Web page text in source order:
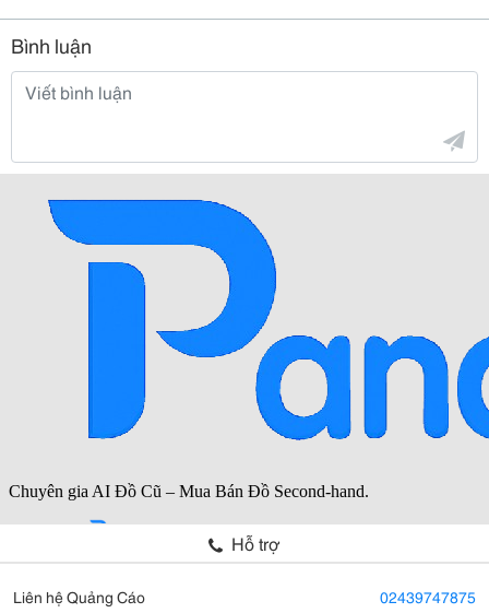
Bình luận
Hỗ trợ
Liên hệ Quảng Cáo 02439747875